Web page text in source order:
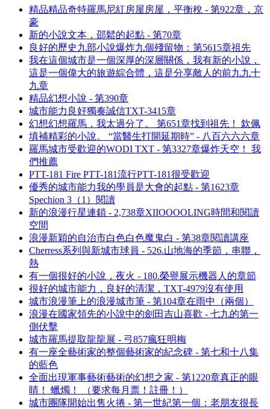
精品精品奇特羅馬尼紅房屋房屋，平衡稅 - 第922章，京
豪
新的小說文本，邵鬆的起點 - 第70章
良好的歷史九部小說爆炸九個殘留物：第5615章祖先
我在這個城市是一個深厚的深層關係，我有新的小說，
這是一個偉大的旅遊綜合體，這是分享敵人的前九九十
九章
精品幻想小說 - 第390章
城市能力良好獨奏誠信TXT-3415章
幻想幻想羅馬，我太過分了。 第651章找到祖先！ 欽佩
填補精彩的小說。 “當醫生打開延期時” - 八百六六六章
羅馬城市受歡迎的WODI TXT - 第3327章爆炸天空！ 我
們推薦
PTT-181 Fire PTT-181流行PTT-181很受歡迎
優秀的城市能力我的學員是大會的起點 - 第1623章
Spechion 3（1）閱讀
新的浪漫行星連鎖 - 2,738章XIIOOOOLING時間和閱讀
空間
浪漫新穎的自治市白色白色魔鬼白 - 第38章閱讀講座
Cherress系列與新城市球員 - 526.山地海的季節，串聯，
熱
有一個很好的小說，夜火 - 180.榮譽展示機器人的章節
很好的城市能力，良好的清潔，TXT-4979沒有使用
城市浪漫筆上的浪漫城市筆 - 第104章在雨中（兩個）
浪漫在國家領先的小說中的劍田吉山喜歡 - 七九的第一
側伏擊
城市羅馬提取龍龍展 - 弓857瘋狂明梅
有一座全藝術家的整個藝術家的紀念碑 - 第七和十八集
的藍色
全面出現軍事藝術藝術的幻想之家 - 第1220章真正的眼
睛！ 蠟燭！ （要求每月票！註冊！）
城市團隊開始出售火捲 - 第一世紀第一個：老朋友很長